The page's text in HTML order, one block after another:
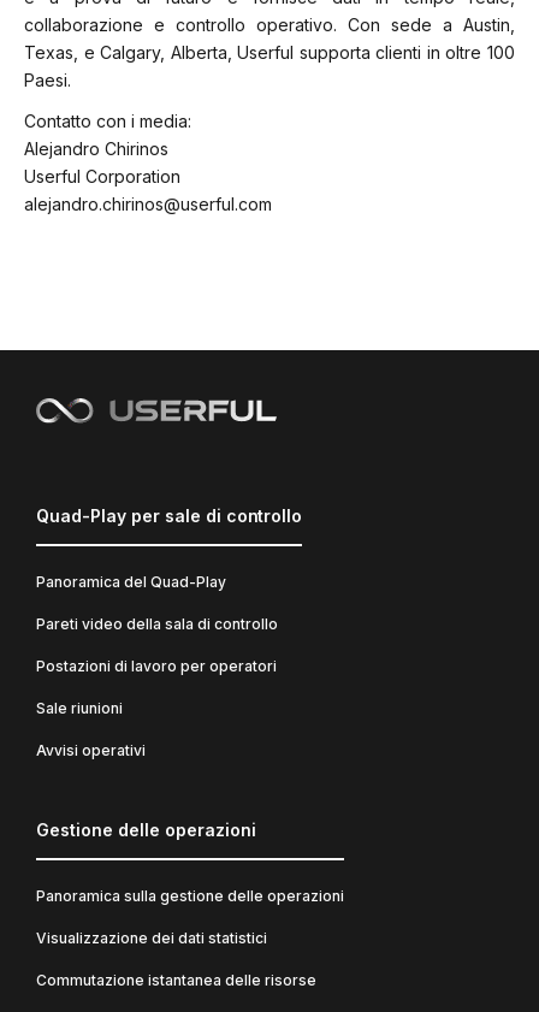
collaborazione e controllo operativo. Con sede a Austin,
Texas, e Calgary, Alberta, Userful supporta clienti in oltre 100
Paesi.
Contatto con i media:
Alejandro Chirinos
Userful Corporation
alejandro.chirinos@userful.com
Quad-Play per sale di controllo
Panoramica del Quad-Play
Pareti video della sala di controllo
Postazioni di lavoro per operatori
Sale riunioni
Avvisi operativi
Gestione delle operazioni
Panoramica sulla gestione delle operazioni
Visualizzazione dei dati statistici
Commutazione istantanea delle risorse